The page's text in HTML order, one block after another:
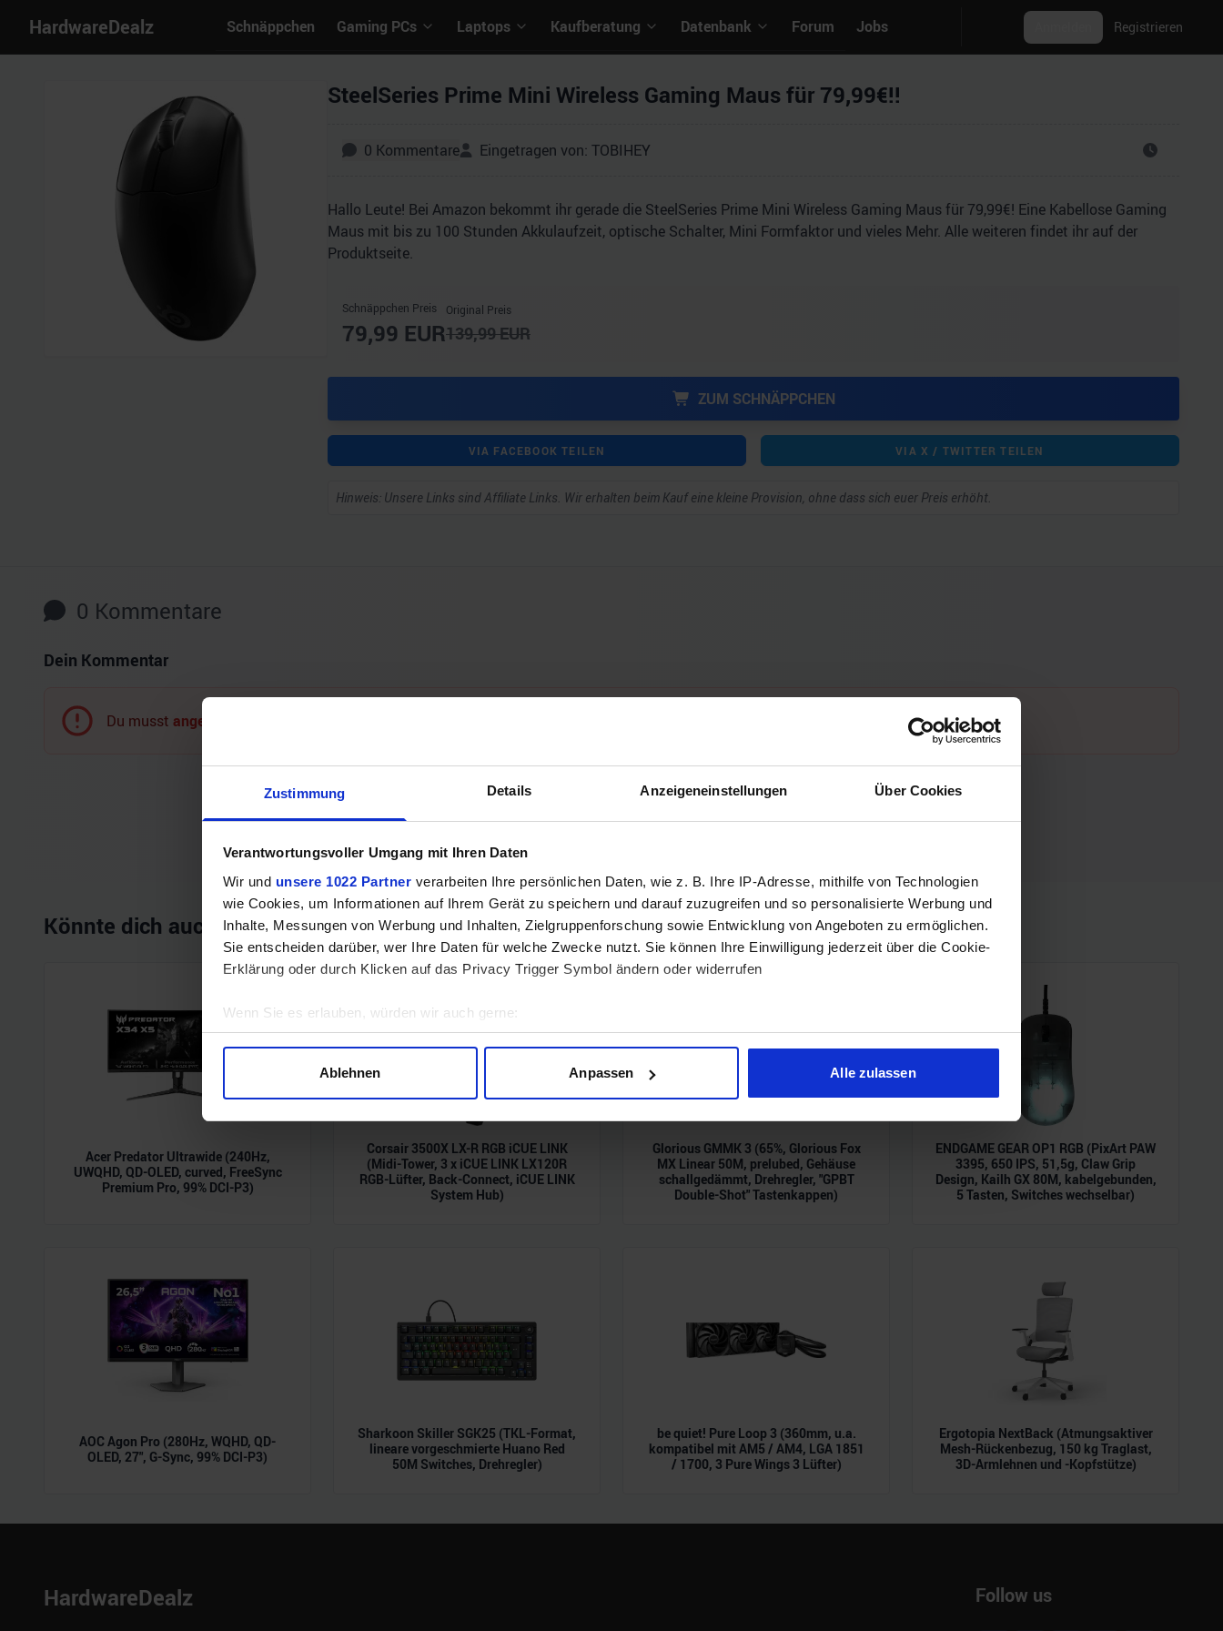
Zustimmung Details Anzeigeneinstellungen Über Cookies
Verantwortungsvoller Umgang mit Ihren Daten
Wir und unsere 1022 Partner verarbeiten Ihre persönlichen Daten, wie z. B. Ihre IP-Adresse, mithilfe von Technologien
wie Cookies, um Informationen auf Ihrem Gerät zu speichern und darauf zuzugreifen und so personalisierte Werbung und
Inhalte, Messungen von Werbung und Inhalten, Zielgruppenforschung sowie Entwicklung von Angeboten zu ermöglichen.
Sie entscheiden darüber, wer Ihre Daten für welche Zwecke nutzt. Sie können Ihre Einwilligung jederzeit über die Cookie-
Erklärung oder durch Klicken auf das Privacy Trigger Symbol ändern oder widerrufen
Wenn Sie es erlauben, würden wir auch gerne:
Informationen über Ihre geografische Lage erfassen, welche bis auf einige Meter genau sein können
Erfahren Sie mehr darüber, wie Ihre persönlichen Daten verarbeitet werden, und legen Sie Ihre Präferenzen im
Wir verwenden Cookies, um Inhalte und Anzeigen zu personalisieren, Funktionen für soziale Medien anbieten zu können
und die Zugriffe auf unsere Website zu analysieren. Außerdem geben wir Informationen zu Ihrer Verwendung unserer
Website an unsere Partner für soziale Medien, Werbung und Analysen weiter. Unsere Partner führen diese Informationen
Ablehnen Anpassen Alle zulassen
HardwareDealz Schnäppchen Gaming PCs Laptops Kaufberatung Datenbank Forum Jobs Registrieren
SteelSeries Prime Mini Wireless Gaming Maus für 79,99€!!
0 Kommentare Eingetragen von: TOBIHEY
Hallo Leute! Bei Amazon bekommt ihr gerade die SteelSeries Prime Mini Wireless Gaming Maus für 79,99€! Eine Kabellose Gaming
Maus mit bis zu 100 Stunden Akkulaufzeit, optische Schalter, Mini Formfaktor und vieles Mehr. Alle weiteren findet ihr auf der
Produktseite.
Schnäppchen Preis
79,99 EUR
Original Preis
139,99EUR
ZUM SCHNÄPPCHEN
VIA FACEBOOK TEILEN VIA X / TWITTER TEILEN
Hinweis: Unsere Links sind Affiliate Links. Wir erhalten beim Kauf eine kleine Provision, ohne dass sich euer Preis erhöht.
0 Kommentare
Dein Kommentar
Du musst angemeldet
Könnte dich auch interessieren
Acer Predator Ultrawide (240Hz,
UWQHD, QD-OLED, curved, FreeSync
Premium Pro, 99% DCI-P3)
Corsair 3500X LX-R RGB iCUE LINK
(Midi-Tower, 3 x iCUE LINK LX120R
RGB-Lüfter, Back-Connect, iCUE LINK
System Hub)
Glorious GMMK 3 (65%, Glorious Fox
MX Linear 50M, prelubed, Gehäuse
schallgedämmt, Drehregler, "GPBT
Double-Shot" Tastenkappen)
ENDGAME GEAR OP1 RGB (PixArt PAW
3395, 650 IPS, 51,5g, Claw Grip
Design, Kailh GX 80M, kabelgebunden,
5 Tasten, Switches wechselbar)
AOC Agon Pro (280Hz, WQHD, QD-
OLED, 27", G-Sync, 99% DCI-P3)
Sharkoon Skiller SGK25 (TKL-Format,
lineare vorgeschmierte Huano Red
50M Switches, Drehregler)
be quiet! Pure Loop 3 (360mm, u.a.
kompatibel mit AM5 / AM4, LGA 1851
/ 1700, 3 Pure Wings 3 Lüfter)
Ergotopia NextBack (Atmungsaktiver
Mesh-Rückenbezug, 150 kg Traglast,
3D-Armlehnen und -Kopfstütze)
HardwareDealz Follow us